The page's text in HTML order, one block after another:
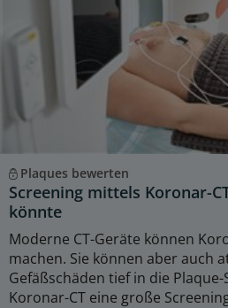
Plaques bewerten
Screening mittels Koronar-
könnte
Moderne CT-Geräte können
machen. Sie können aber auch
Gefäßschäden tief in die
Koronar-CT eine große